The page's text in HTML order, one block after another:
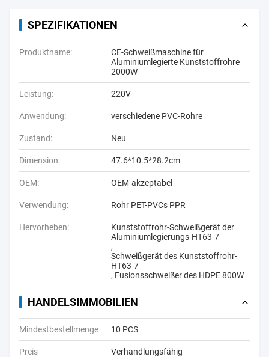
SPEZIFIKATIONEN
Produktname:
CE-Schweißmaschine für
Aluminiumlegierte Kunststoffrohre
2000W
Leistung: 220V
Anwendung: verschiedene PVC-Rohre
Zustand: Neu
Dimension: 47.6*10.5*28.2cm
OEM: OEM-akzeptabel
Verwendung: Rohr PET-PVCs PPR
Hervorheben:
Kunststoffrohr-Schweißgerät der
Aluminiumlegierungs-HT63-7
,
Schweißgerät des Kunststoffrohr-
HT63-7
, Fusionsschweißer des HDPE 800W
HANDELSIMMOBILIEN
Mindestbestellmenge 10 PCS
Preis Verhandlungsfähig